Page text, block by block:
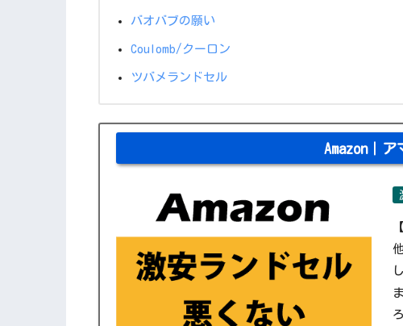
バオバブの願い
Coulomb/クーロン
ツバメランドセル
Amazon｜